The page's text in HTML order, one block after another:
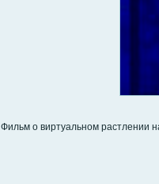
Фильм о виртуальном растлении